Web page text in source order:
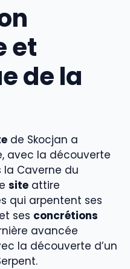
et
de la
de Skocjan a
avec la découverte
la Caverne du
site attire
qui arpentent ses
ses concrétions
avancée
la découverte d’un